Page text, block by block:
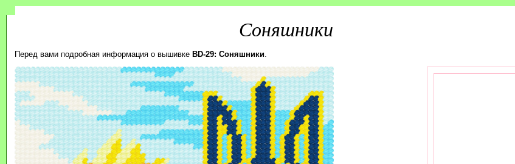
Соняшники
Перед вами подробная информация о вышивке BD-29: Соняшники.